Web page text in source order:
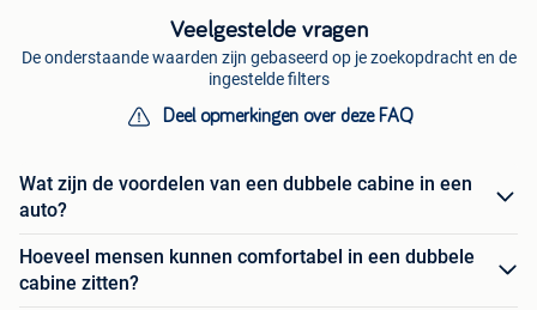
Veelgestelde vragen
De onderstaande waarden zijn gebaseerd op je zoekopdracht en de
ingestelde filters
Deel opmerkingen over deze FAQ
Wat zijn de voordelen van een dubbele cabine in een
auto?
Hoeveel mensen kunnen comfortabel in een dubbele
cabine zitten?